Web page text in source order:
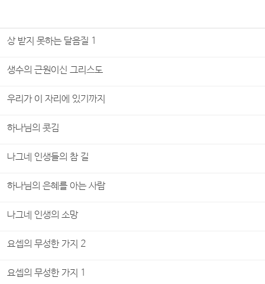
상 받지 못하는 달음질 1
생수의 근원이신 그리스도
우리가 이 자리에 있기까지
하나님의 콧김
나그네 인생들의 참 길
하나님의 은혜를 아는 사람
나그네 인생의 소망
요셉의 무성한 가지 2
요셉의 무성한 가지 1